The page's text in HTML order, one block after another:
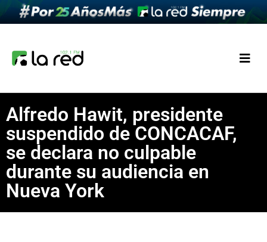
Alfredo Hawit, presidente
suspendido de CONCACAF,
se declara no culpable
durante su audiencia en
Nueva York